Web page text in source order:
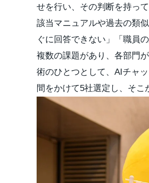
せを行い、その判断を持っ
該当マニュアルや過去の類
ぐに回答できない」「職員
複数の課題があり、各部門
術のひとつとして、AIチャ
間をかけて5社選定し、そこ